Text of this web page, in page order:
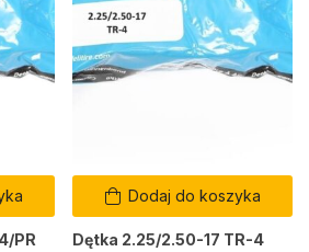
PR
Dodaj do koszyka
Dętka 2.25/2.50-17 TR-4